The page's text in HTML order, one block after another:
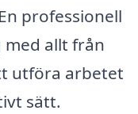
professionell
med allt från
utföra arbetet
sätt.